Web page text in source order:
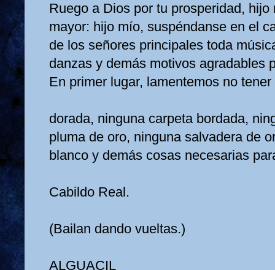
Ruego a Dios por tu prosperidad,
mayor: hijo mío, suspéndanse en el
de los señores principales toda
danzas y demás motivos agradables
En primer lugar, lamentemos no
dorada, ninguna carpeta bordada,
pluma de oro, ninguna salvadera de
blanco y demás cosas necesarias
Cabildo Real.
(Bailan dando vueltas.)
ALGUACIL